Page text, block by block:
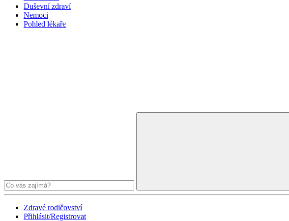
Duševní zdraví
Nemoci
Pohled lékaře
Zdravé rodičovství
Přihlásit/Registrovat